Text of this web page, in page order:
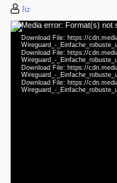
liz
Video
Player
Media error: Format(s) not
Download File: https://
Wireguard_-
Download File: https://
Wireguard_-
Download File: https://
Wireguard_-
Download File: https://
Wireguard_-